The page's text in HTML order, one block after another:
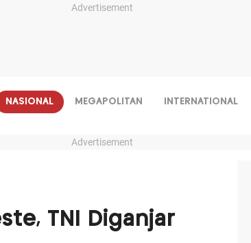
Advertisement
NASIONAL MEGAPOLITAN INTERNATIONAL
Advertisement
TNI Diganjar